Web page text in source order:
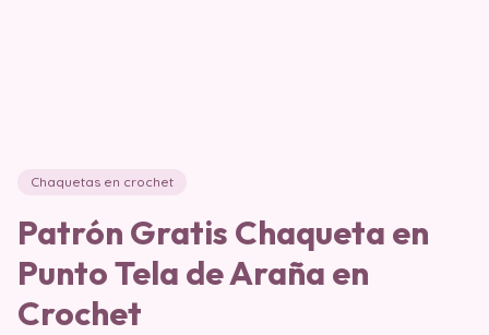
Chaquetas en crochet
Patrón Gratis Chaqueta en
Punto Tela de Araña en
Crochet